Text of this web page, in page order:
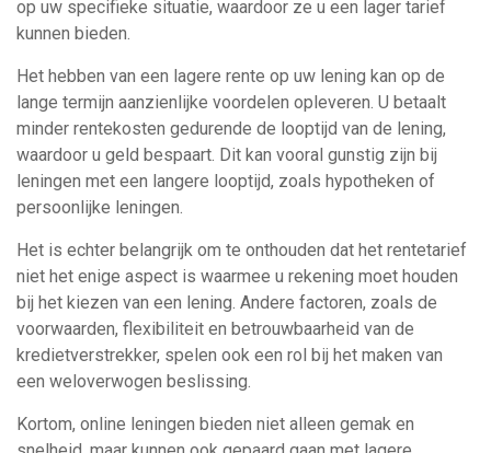
op uw specifieke situatie, waardoor ze u een lager tarief
kunnen bieden.
Het hebben van een lagere rente op uw lening kan op de
lange termijn aanzienlijke voordelen opleveren. U betaalt
minder rentekosten gedurende de looptijd van de lening,
waardoor u geld bespaart. Dit kan vooral gunstig zijn bij
leningen met een langere looptijd, zoals hypotheken of
persoonlijke leningen.
Het is echter belangrijk om te onthouden dat het rentetarief
niet het enige aspect is waarmee u rekening moet houden
bij het kiezen van een lening. Andere factoren, zoals de
voorwaarden, flexibiliteit en betrouwbaarheid van de
kredietverstrekker, spelen ook een rol bij het maken van
een weloverwogen beslissing.
Kortom, online leningen bieden niet alleen gemak en